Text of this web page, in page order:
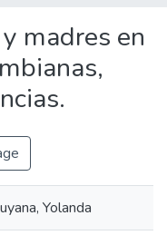
madres en
Yolanda